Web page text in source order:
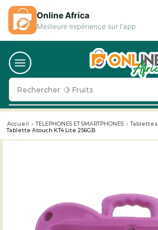
Rechercher 🥛 Milk
Accueil TELEPHONES ET SMARTPHONES Tablettes
Tablette Atouch KT4 Lite 256GB
Online Africa
Meilleure expérience sur l'app